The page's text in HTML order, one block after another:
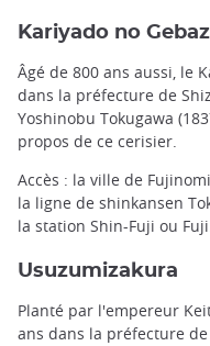
Kariyado no
Âgé de 800 ans aussi, le
dans la préfecture de
Yoshinobu Tokugawa
propos de ce cerisier.
Accès : la ville de
la ligne de shinkansen
la station Shin-Fuji ou
Usuzumizakura
Planté par l'empereur
ans dans la préfecture